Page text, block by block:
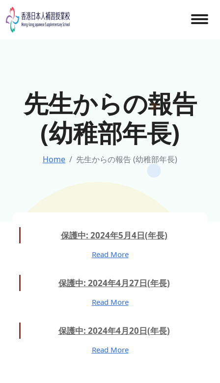
Skip
to
content
先生からの報告
(幼稚部年長)
Home 先生からの報告 (幼稚部年長)
保護中: 2024年5月4日(年長)
Read More
保護中: 2024年4月27日(年長)
Read More
保護中: 2024年4月20日(年長)
Read More